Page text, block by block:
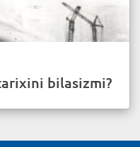
bilasizmi?